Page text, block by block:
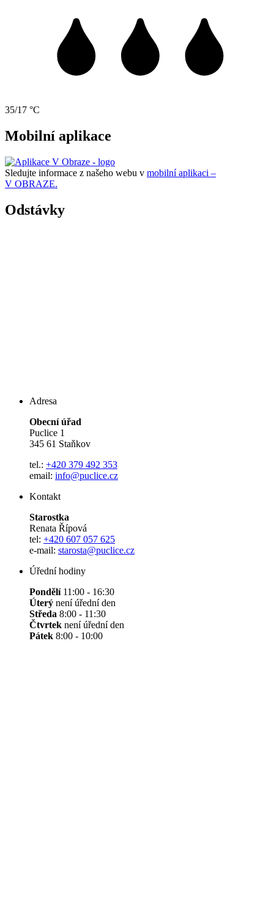
35/17 °C
Mobilní aplikace
Sledujte informace z našeho webu v mobilní aplikaci –
V OBRAZE.
Odstávky
Adresa
Obecní úřad
Puclice 1
345 61 Staňkov
tel.: +420 379 492 353
email: info@puclice.cz
Kontakt
Starostka
Renata Řípová
tel: +420 607 057 625
e-mail: starosta@puclice.cz
Úřední hodiny
Pondělí11:00 - 16:30
Úterý není úřední den
Středa 8:00 - 11:30
Čtvrtek není úřední den
Pátek 8:00 - 10:00